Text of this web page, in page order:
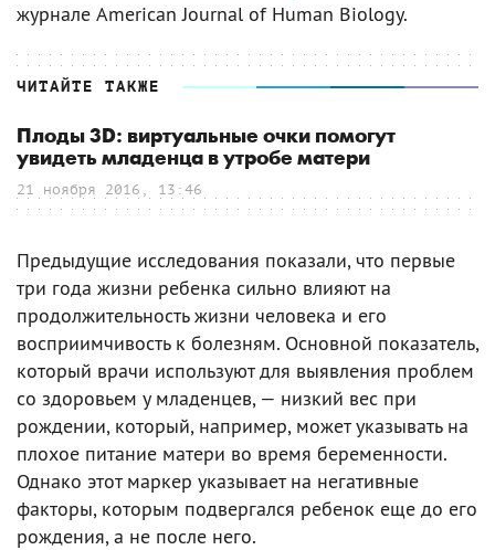
журнале American Journal of Human Biology.
ЧИТАЙТЕ ТАКЖЕ
Плоды 3D: виртуальные очки помогут
увидеть младенца в утробе матери
21 ноября 2016, 13:46
Предыдущие исследования показали, что первые
три года жизни ребенка сильно влияют на
продолжительность жизни человека и его
восприимчивость к болезням. Основной показатель,
который врачи используют для выявления проблем
со здоровьем у младенцев, — низкий вес при
рождении, который, например, может указывать на
плохое питание матери во время беременности.
Однако этот маркер указывает на негативные
факторы, которым подвергался ребенок еще до его
рождения, а не после него.